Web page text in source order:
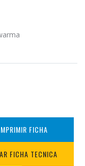
FICHA
FICHA TECNICA